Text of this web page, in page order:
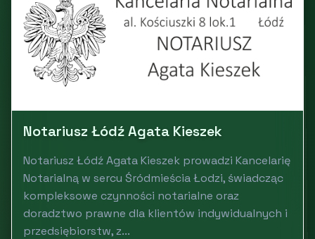
Notariusz Łódź Agata Kieszek
Notariusz Łódź Agata Kieszek prowadzi Kancelarię
Notarialną w sercu Śródmieścia Łodzi, świadcząc
kompleksowe czynności notarialne oraz
doradztwo prawne dla klientów indywidualnych i
przedsiębiorstw, z...